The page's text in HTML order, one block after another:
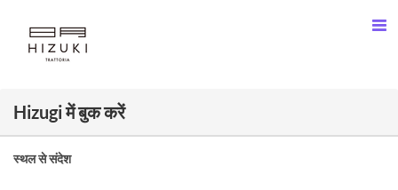
Hizugi में बुक करें
स्थल से संदेश